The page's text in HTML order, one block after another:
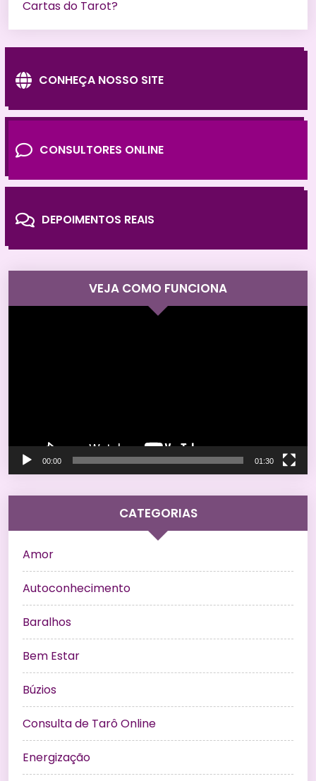
Cartas do Tarot?
CONHEÇA NOSSO SITE
CONSULTORES ONLINE
DEPOIMENTOS REAIS
VEJA COMO FUNCIONA
00:00 01:30
CATEGORIAS
Amor
Autoconhecimento
Baralhos
Bem Estar
Búzios
Consulta de Tarô Online
Energização